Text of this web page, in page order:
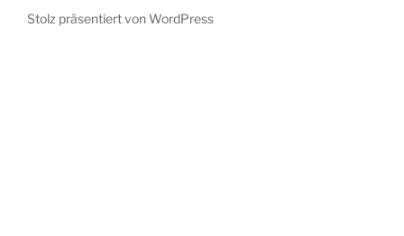
Stolz präsentiert von WordPress